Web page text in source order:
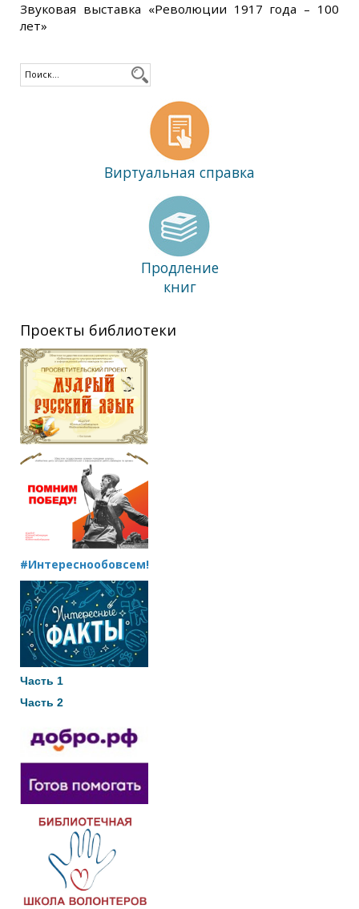
Звуковая выставка «Революции 1917 года – 100
лет»
Виртуальная справка
Продление
книг
Проекты библиотеки
#Интереснообовсем!
Часть 1
Часть 2